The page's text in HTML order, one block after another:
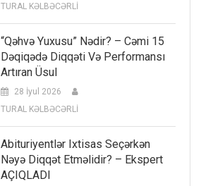
TURAL KƏLBƏCƏRLİ
“Qəhvə Yuxusu” Nədir? – Cəmi 15
Dəqiqədə Diqqəti Və Performansı
Artıran Üsul
28 İyul 2026
TURAL KƏLBƏCƏRLİ
Abituriyentlər Ixtisas Seçərkən
Nəyə Diqqət Etməlidir? – Ekspert
AÇIQLADI